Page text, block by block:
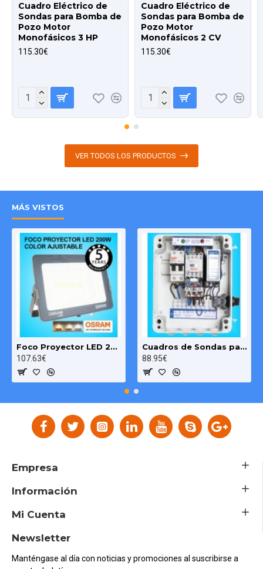
Cuadro Eléctrico de
Sondas para Bomba de
Pozo Motor
Monofásicos 3 HP
115.30€
Cuadro Eléctrico de
Sondas para Bomba de
Pozo Motor
Monofásicos 2 CV
115.30€
VER TODOS LOS PRODUCTOS
MÁS VISTOS
Foco Proyector LED 200W OSRAM IP65 Color Ajustable Exterior e Interior
107.63€
Cuadros de Sondas para bomba Sumergibles 3.00 HP monofásico Pozo MAXGE
88.95€
Empresa
Información
Mi Cuenta
Newsletter
Manténgase al día con noticias y promociones al suscribirse a